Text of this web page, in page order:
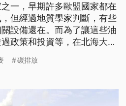
一，早期許多歐盟國家都在
但經過地質學家判斷，有些
設備還在。而為了讓這些油
政策和投資等，在北海大力
商業營運。
碳排放